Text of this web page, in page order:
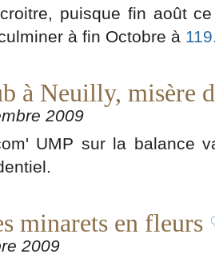
puisque fin août
à fin Octobre à
à Neuilly, misère
2009
UMP sur la balance
minarets en fleurs
2009